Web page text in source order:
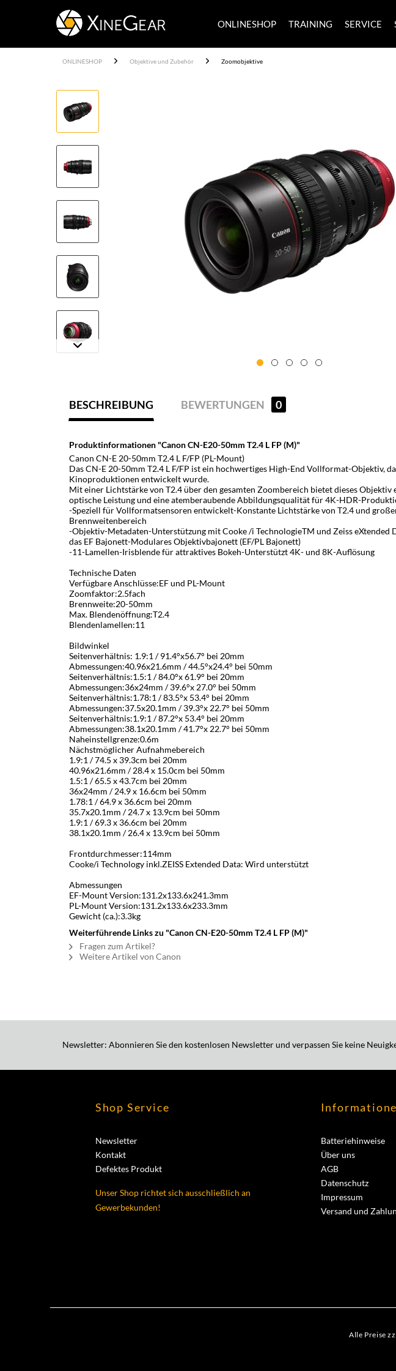
ONLINESHOP TRAINING SERVICE
ONLINESHOP Objektive und Zubehör Zoomobjektive
BESCHREIBUNG BEWERTUNGEN 0
Produktinformationen "Canon CN-E20-50mm T2.4 L FP (M)"
Canon CN-E 20-50mm T2.4 L F/FP (PL-Mount)
Das CN-E 20-50mm T2.4 L F/FP ist ein hochwertiges High-End Vollformat-Objektiv,
Kinoproduktionen entwickelt wurde.
Mit einer Lichtstärke von T2.4 über den gesamten Zoombereich bietet dieses Objektiv
optische Leistung und eine atemberaubende Abbildungsqualität für 4K-HDR-
-Speziell für Vollformatsensoren entwickelt-Konstante Lichtstärke von T2.4 und
Brennweitenbereich
-Objektiv-Metadaten-Unterstützung mit Cooke /i TechnologieTM und Zeiss eXtended
das EF Bajonett-Modulares Objektivbajonett (EF/PL Bajonett)
-11-Lamellen-Irisblende für attraktives Bokeh-Unterstützt 4K- und 8K-Auflösung
Technische Daten
Verfügbare Anschlüsse:EF und PL-Mount
Zoomfaktor:2.5fach
Brennweite:20-50mm
Max. Blendenöffnung:T2.4
Blendenlamellen:11
Bildwinkel
Seitenverhältnis: 1.9:1 / 91.4°x56.7° bei 20mm
Abmessungen:40.96x21.6mm / 44.5°x24.4° bei 50mm
Seitenverhältnis:1.5:1 / 84.0°x 61.9° bei 20mm
Abmessungen:36x24mm / 39.6°x 27.0° bei 50mm
Seitenverhältnis:1.78:1 / 83.5°x 53.4° bei 20mm
Abmessungen:37.5x20.1mm / 39.3°x 22.7° bei 50mm
Seitenverhältnis:1.9:1 / 87.2°x 53.4° bei 20mm
Abmessungen:38.1x20.1mm / 41.7°x 22.7° bei 50mm
Naheinstellgrenze:0.6m
Nächstmöglicher Aufnahmebereich
1.9:1 / 74.5 x 39.3cm bei 20mm
40.96x21.6mm / 28.4 x 15.0cm bei 50mm
1.5:1 / 65.5 x 43.7cm bei 20mm
36x24mm / 24.9 x 16.6cm bei 50mm
1.78:1 / 64.9 x 36.6cm bei 20mm
35.7x20.1mm / 24.7 x 13.9cm bei 50mm
1.9:1 / 69.3 x 36.6cm bei 20mm
38.1x20.1mm / 26.4 x 13.9cm bei 50mm
Frontdurchmesser:114mm
Cooke/i Technology inkl.ZEISS Extended Data: Wird unterstützt
Abmessungen
EF-Mount Version:131.2x133.6x241.3mm
PL-Mount Version:131.2x133.6x233.3mm
Gewicht (ca.):3.3kg
Weiterführende Links zu "Canon CN-E20-50mm T2.4 L FP (M)"
Fragen zum Artikel?
Weitere Artikel von Canon
Newsletter: Abonnieren Sie den kostenlosen Newsletter und verpassen Sie keine
Shop Service
Newsletter
Kontakt
Defektes Produkt
Unser Shop richtet sich ausschließlich an
Gewerbekunden!
Batteriehinweise
Über uns
AGB
Datenschutz
Impressum
Versand und
Alle Preise